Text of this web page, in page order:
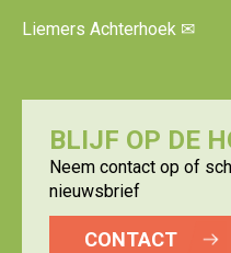
Liemers Achterhoek ✉
BLIJF OP DE
Neem contact op of
nieuwsbrief
CONTACT